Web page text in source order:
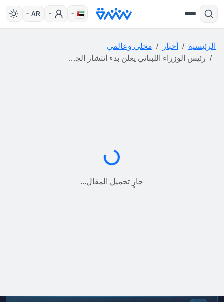
AR
الرئيسية أخبار
محلي وعالمي
رئيس الوزراء اللبناني يعلن بدء انتشار الجيش في "مناطق تجريبية" جنوب البلاد بموجب اتفاق واشنطن
جارٍ التحميل...
جارٍ تحميل المقال...